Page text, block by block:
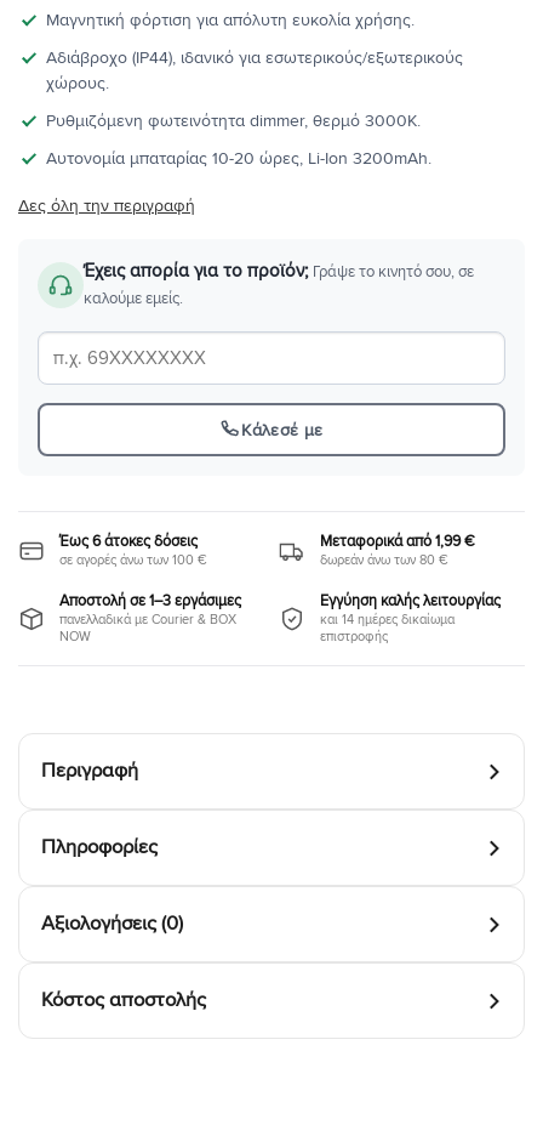
Μαγνητική φόρτιση για απόλυτη ευκολία χρήσης.
Αδιάβροχο (IP44), ιδανικό για εσωτερικούς/εξωτερικούς
χώρους.
Ρυθμιζόμενη φωτεινότητα dimmer, θερμό 3000K.
Αυτονομία μπαταρίας 10-20 ώρες, Li-Ion 3200mAh.
Δες όλη την περιγραφή
Έχεις απορία για το προϊόν; Γράψε το κινητό σου, σε
καλούμε εμείς.
Κάλεσέ με
Έως 6 άτοκες δόσεις
σε αγορές άνω των 100 €
Μεταφορικά από 1,99 €
δωρεάν άνω των 80 €
Αποστολή σε 1–3 εργάσιμες
πανελλαδικά με Courier & BOX
NOW
Εγγύηση καλής λειτουργίας
και 14 ημέρες δικαίωμα
επιστροφής
Περιγραφή
Πληροφορίες
Αξιολογήσεις (0)
Κόστος αποστολής